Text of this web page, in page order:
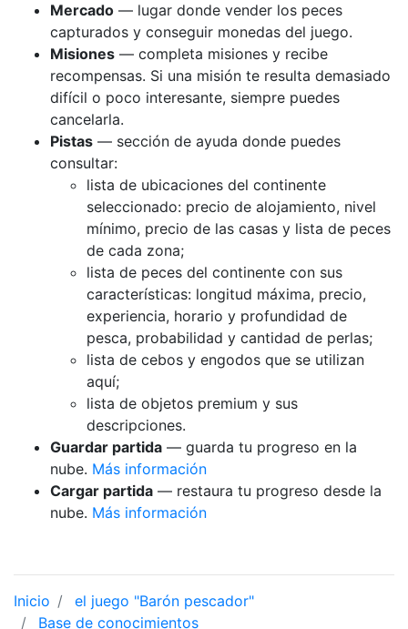
Mercado — lugar donde vender los peces
capturados y conseguir monedas del juego.
Misiones — completa misiones y recibe
recompensas. Si una misión te resulta demasiado
difícil o poco interesante, siempre puedes
cancelarla.
Pistas — sección de ayuda donde puedes
consultar:
lista de ubicaciones del continente
seleccionado: precio de alojamiento, nivel
mínimo, precio de las casas y lista de peces
de cada zona;
lista de peces del continente con sus
características: longitud máxima, precio,
experiencia, horario y profundidad de
pesca, probabilidad y cantidad de perlas;
lista de cebos y engodos que se utilizan
aquí;
lista de objetos premium y sus
descripciones.
Guardar partida — guarda tu progreso en la
nube. Más información
Cargar partida — restaura tu progreso desde la
nube. Más información
Inicio
el juego "Barón pescador"
Base de conocimientos